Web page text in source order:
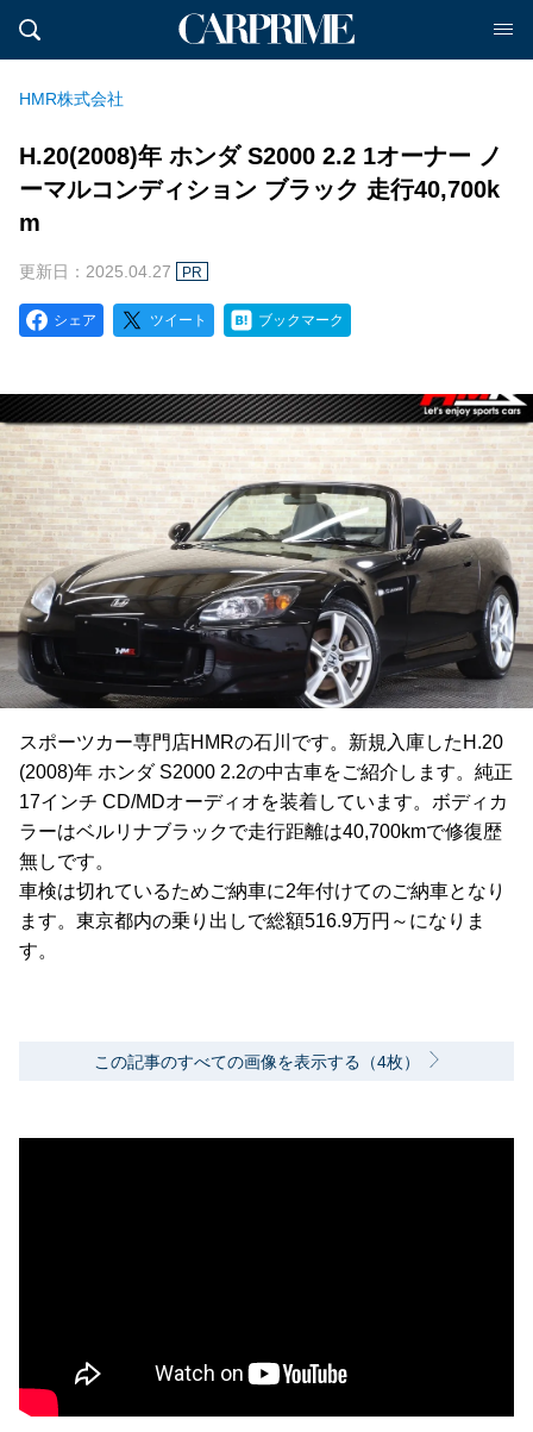
HMR株式会社
H.20(2008)年 ホンダ S2000 2.2 1オーナー ノ
ーマルコンディション ブラック 走行40,700k
m
更新日：2025.04.27 PR
シェア ツイート ブックマーク
スポーツカー専門店HMRの石川です。新規入庫したH.20
(2008)年 ホンダ S2000 2.2の中古車をご紹介します。純正
17インチ CD/MDオーディオを装着しています。ボディカ
ラーはベルリナブラックで走行距離は40,700kmで修復歴
無しです。
車検は切れているためご納車に2年付けてのご納車となり
ます。東京都内の乗り出しで総額516.9万円～になりま
す。
この記事のすべての画像を表示する（4枚）